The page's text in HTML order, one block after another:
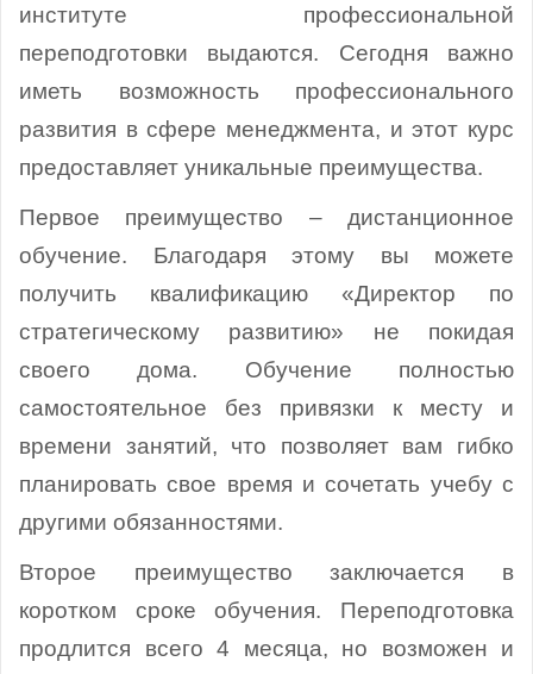
институте профессиональной
переподготовки выдаются. Сегодня важно
иметь возможность профессионального
развития в сфере менеджмента, и этот курс
предоставляет уникальные преимущества.
Первое преимущество – дистанционное
обучение. Благодаря этому вы можете
получить квалификацию «Директор по
стратегическому развитию» не покидая
своего дома. Обучение полностью
самостоятельное без привязки к месту и
времени занятий, что позволяет вам гибко
планировать свое время и сочетать учебу с
другими обязанностями.
Второе преимущество заключается в
коротком сроке обучения. Переподготовка
продлится всего 4 месяца, но возможен и